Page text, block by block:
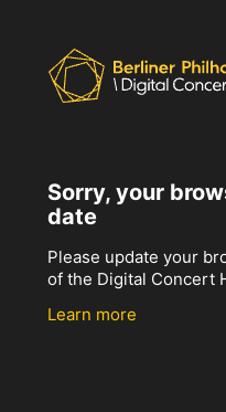
Sorry, your
date
Please update your
of the Digital Concert
Learn more